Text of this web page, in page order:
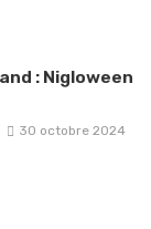
: Nigloween
30 octobre 2024